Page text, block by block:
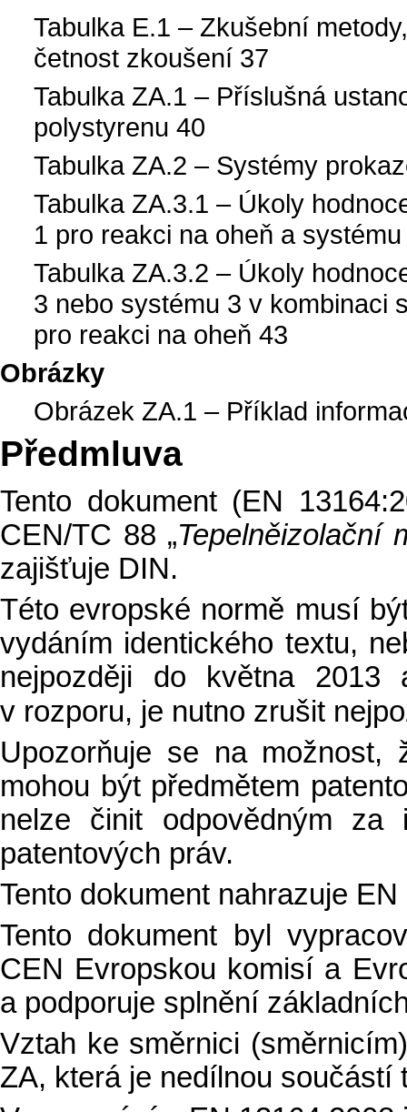
Tabulka E.1 – Zkušební
četnost zkoušení 37
Tabulka ZA.1 – Příslušná
polystyrenu 40
Tabulka ZA.2 – Systémy
Tabulka ZA.3.1 – Úkoly
1 pro reakci na oheň a
Tabulka ZA.3.2 – Úkoly
3 nebo systému 3 v kombinaci
pro reakci na oheň 43
Obrázky
Obrázek ZA.1 – Příklad
Předmluva
Tento dokument (EN
CEN/TC 88 „Tepelněizolační
zajišťuje DIN.
Této evropské normě musí
vydáním identického textu,
nejpozději do května
v rozporu, je nutno zrušit
Upozorňuje se na možnost,
mohou být předmětem
nelze činit odpovědným za
patentových práv.
Tento dokument nahrazuje
Tento dokument byl
CEN Evropskou komisí a
a podporuje splnění
Vztah ke směrnici
ZA, která je nedílnou součástí